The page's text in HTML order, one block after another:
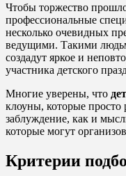
Чтобы торжество
профессиональные
несколько очевидных
ведущими. Такими
создадут яркое и
участника детского
Многие уверены, что
клоуны, которые просто
заблуждение, как и
которые могут
Критерии